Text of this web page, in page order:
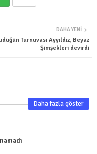
DAHA YENI
Turnuvası Ayyıldız, Beyaz
Şimşekleri devirdi
Daha fazla göster